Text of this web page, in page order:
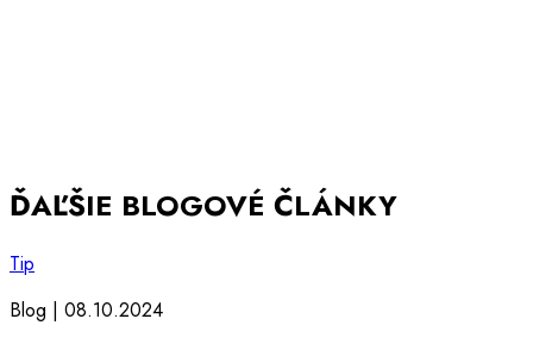
ĎAĽŠIE BLOGOVÉ ČLÁNKY
Tip
Blog | 08.10.2024